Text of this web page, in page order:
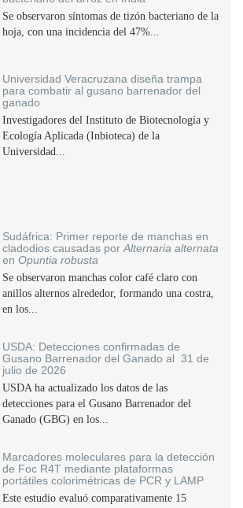
Se observaron síntomas de tizón bacteriano de la
hoja, con una incidencia del 47%...
Universidad Veracruzana diseña trampa
para combatir al gusano barrenador del
ganado
Investigadores del Instituto de Biotecnología y
Ecología Aplicada (Inbioteca) de la
Universidad...
Sudáfrica: Primer reporte de manchas en
cladodios causadas por Alternaria alternata
en Opuntia robusta
Se observaron manchas color café claro con
anillos alternos alrededor, formando una costra,
en los...
USDA: Detecciones confirmadas de
Gusano Barrenador del Ganado al 31 de
julio de 2026
USDA ha actualizado los datos de las
detecciones para el Gusano Barrenador del
Ganado (GBG) en los...
Marcadores moleculares para la detección
de Foc R4T mediante plataformas
portátiles colorimétricas de PCR y LAMP
Este estudio evaluó comparativamente 15